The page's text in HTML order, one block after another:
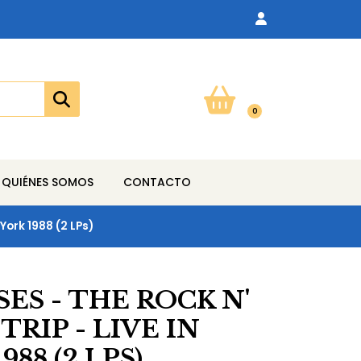
0
QUIÉNES SOMOS CONTACTO
1988 (2 LPs)
- THE ROCK N'
- LIVE IN